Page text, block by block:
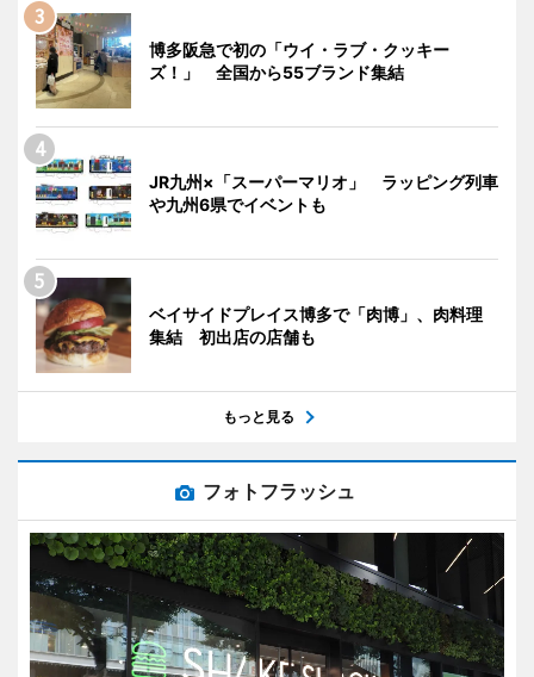
博多阪急で初の「ウイ・ラブ・クッキー
ズ！」 全国から55ブランド集結
JR九州×「スーパーマリオ」 ラッピング列車
や九州6県でイベントも
ベイサイドプレイス博多で「肉博」、肉料理
集結 初出店の店舗も
もっと見る
フォトフラッシュ